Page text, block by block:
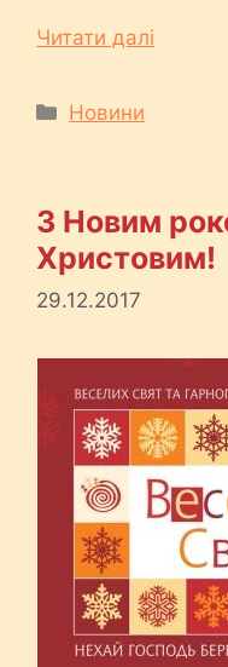
Читати далі
Категорії
Новини
З Новим
Христовим!
29.12.2017